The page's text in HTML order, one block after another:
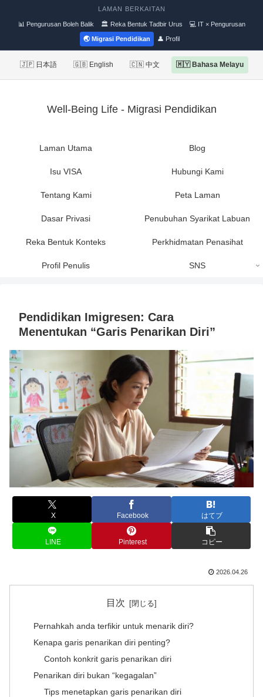
LAMAN BERKAITAN
📊 Pengurusan Boleh Balik 🏛 Reka Bentuk Tadbir Urus 💻 IT × Pengurusan
🌏 Migrasi Pendidikan 👤 Profil
🇯🇵 日本語 🇬🇧 English 🇨🇳 中文 🇲🇾 Bahasa Melayu
Well-Being Life - Migrasi Pendidikan
Laman Utama Blog
Isu VISA Hubungi Kami
Tentang Kami Peta Laman
Dasar Privasi Penubuhan Syarikat Labuan
Reka Bentuk Konteks Perkhidmatan Penasihat
Profil Penulis SNS
Pendidikan Imigresen: Cara
Menentukan “Garis Penarikan Diri”
X Facebook はてブ
LINE Pinterest コピー
2026.04.26
目次
Pernahkah anda terfikir untuk menarik diri?
Kenapa garis penarikan diri penting?
Contoh konkrit garis penarikan diri
Penarikan diri bukan “kegagalan”
Tips menetapkan garis penarikan diri